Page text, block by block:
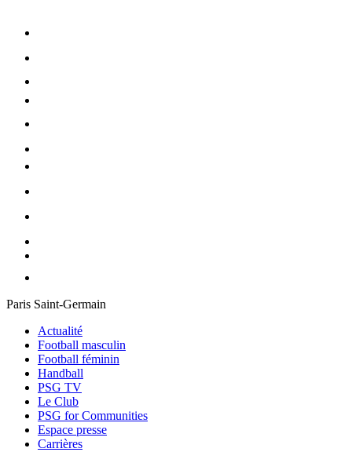
Paris Saint-Germain
Actualité
Football masculin
Football féminin
Handball
PSG TV
Le Club
PSG for Communities
Espace presse
Carrières